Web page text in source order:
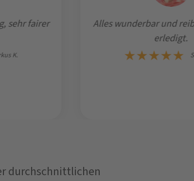
sehr fairer
K.
Alles wunderbar und
erledigt.
durchschnittlichen